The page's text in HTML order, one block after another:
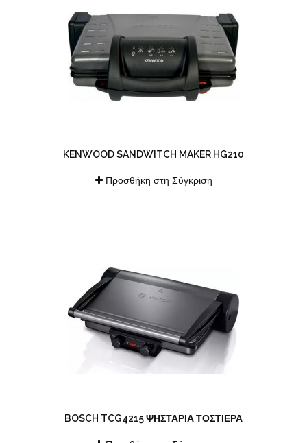
KENWOOD SANDWITCH MAKER HG210
Προσθήκη στη Σύγκριση
BOSCH TCG4215 ΨΗΣΤΑΡΙΆ ΤΟΣΤΙΈΡΑ